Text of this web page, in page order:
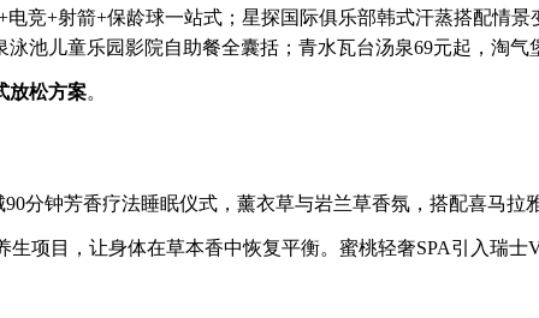
电竞+射箭+保龄球一站式；星探国际俱乐部韩式汗蒸搭配情
泳池儿童乐园影院自助餐全囊括；青水瓦台汤泉69元起，淘
放松方案。
分钟芳香疗法睡眠仪式，薰衣草与岩兰草香氛，搭配喜马拉
生项目，让身体在草本香中恢复平衡。蜜桃轻奢SPA引入瑞